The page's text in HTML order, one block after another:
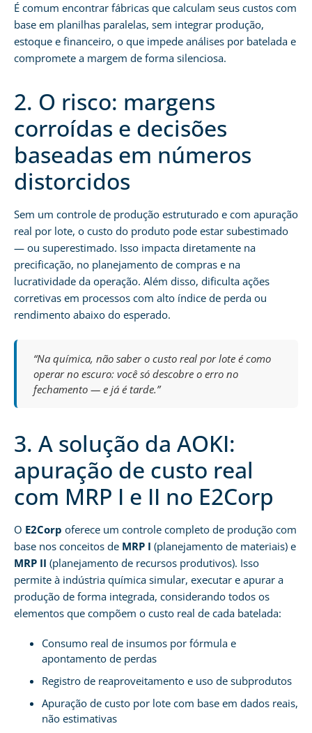
É comum encontrar fábricas que calculam seus custos com
base em planilhas paralelas, sem integrar produção,
estoque e financeiro, o que impede análises por batelada e
compromete a margem de forma silenciosa.
2. O risco: margens
corroídas e decisões
baseadas em números
distorcidos
Sem um controle de produção estruturado e com apuração
real por lote, o custo do produto pode estar subestimado
— ou superestimado. Isso impacta diretamente na
precificação, no planejamento de compras e na
lucratividade da operação. Além disso, dificulta ações
corretivas em processos com alto índice de perda ou
rendimento abaixo do esperado.
“Na química, não saber o custo real por lote é como
operar no escuro: você só descobre o erro no
fechamento — e já é tarde.”
3. A solução da AOKI:
apuração de custo real
com MRP I e II no E2Corp
O E2Corp oferece um controle completo de produção com
base nos conceitos de MRP I (planejamento de materiais) e
MRP II (planejamento de recursos produtivos). Isso
permite à indústria química simular, executar e apurar a
produção de forma integrada, considerando todos os
elementos que compõem o custo real de cada batelada:
Consumo real de insumos por fórmula e
apontamento de perdas
Registro de reaproveitamento e uso de subprodutos
Apuração de custo por lote com base em dados reais,
não estimativas